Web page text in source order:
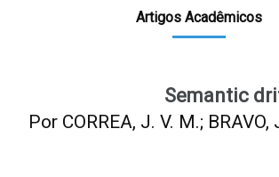
Artigos Acadêmicos
Semantic
Por CORREA, J. V. M.;